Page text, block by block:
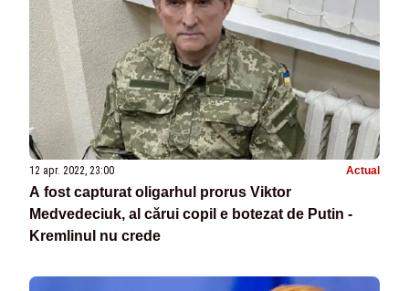
12 apr. 2022, 23:00 Actual
A fost capturat oligarhul prorus Viktor
Medvedeciuk, al cărui copil e botezat de Putin -
Kremlinul nu crede